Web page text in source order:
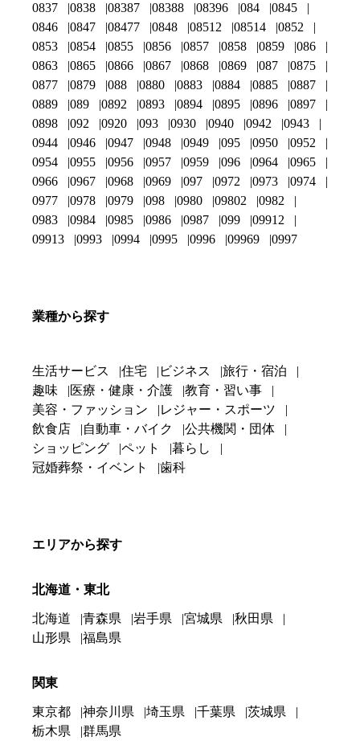
0837
0838 08387 08388 08396 084
0845
0846
0847 08477 0848 08512 08514
0852
0853
0854 0855 0856 0857 0858 0859
086
0863
0865 0866 0867 0868 0869 087
0875
0877
0879 088 0880 0883 0884 0885
0887
0889
089 0892 0893 0894 0895 0896
0897
0898
092 0920 093 0930 0940 0942
0943
0944
0946 0947 0948 0949 095 0950
0952
0954
0955 0956 0957 0959 096 0964
0965
0966
0967 0968 0969 097 0972 0973
0974
0977
0978 0979 098 0980 09802
0982
0983
0984 0985 0986 0987 099
09912
09913
0993 0994 0995 0996 09969 0997
業種から探す
生活サービス 住宅 ビジネス
旅行・宿泊
趣味
医療・健康・介護
教育・習い事
美容・ファッション
レジャー・スポーツ
飲食店
自動車・バイク
公共機関・団体
ショッピング
ペット
暮らし
冠婚葬祭・イベント
歯科
エリアから探す
北海道・東北
北海道 青森県 岩手県 宮城県
秋田県
山形県
福島県
関東
東京都 神奈川県 埼玉県 千葉県
茨城県
栃木県
群馬県